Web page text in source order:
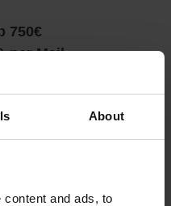
About
and ads, to
750€
per Mail